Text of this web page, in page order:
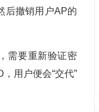
后撤销用户AP的
需要重新验证密
用户便会“交代”